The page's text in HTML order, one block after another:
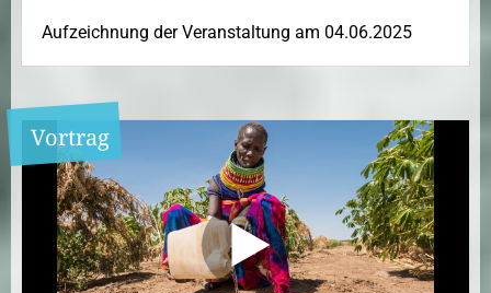
Aufzeichnung der Veranstaltung am 04.06.2025
Vortrag